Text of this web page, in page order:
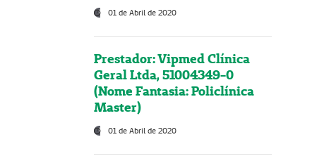
01 de Abril de 2020
Prestador: Vipmed Clínica
Geral Ltda, 51004349-0
(Nome Fantasia: Policlínica
Master)
01 de Abril de 2020